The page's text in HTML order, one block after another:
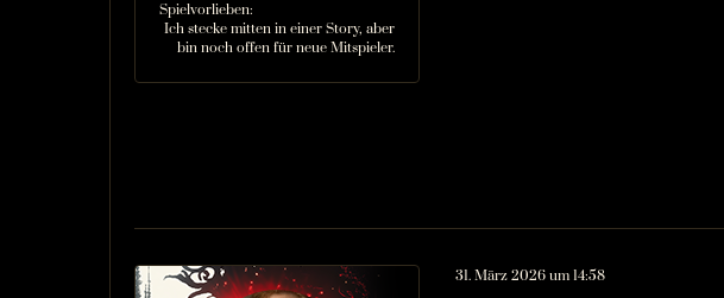
Spielvorlieben
Ich stecke mitten in einer Story, aber
bin noch offen für neue Mitspieler.
31. März 2026 um 14:58